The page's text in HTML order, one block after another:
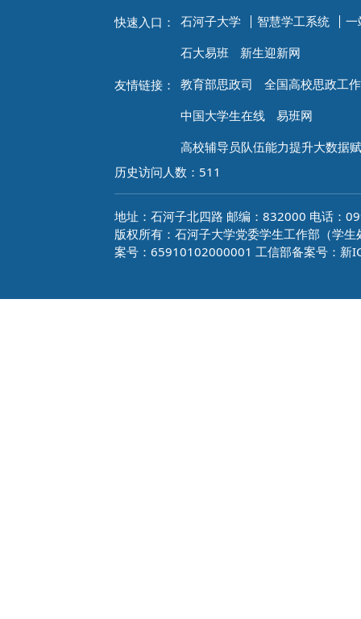
快速入口： 石河子大学 智慧学工系统
一
石大易班
新生迎新网
友情链接：
教育部思政司
全国高校思政工
中国大学生在线
易班网
高校辅导员队伍能力提升大数据
历史访问人数： 511
地址：石河子北四路 邮编：832000 电话：
版权所有：石河子大学党委学生工作部（学
案号：65910102000001 工信部备案号：新